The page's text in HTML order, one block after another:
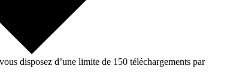
disposez d’une limite de 150 téléchargements par